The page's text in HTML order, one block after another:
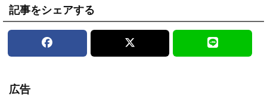
記事をシェアする
広告